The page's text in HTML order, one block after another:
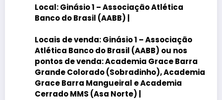
Local: Ginásio 1 – Associação Atlética
Banco do Brasil (AABB) |
Locais de venda: Ginásio 1 – Associação
Atlética Banco do Brasil (AABB) ou nos
pontos de venda: Academia Grace Barra
Grande Colorado (Sobradinho), Academia
Grace Barra Mangueiral e Academia
Cerrado MMS (Asa Norte) |